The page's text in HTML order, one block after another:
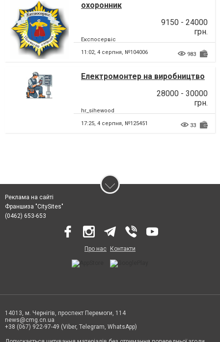
охоронник
9150 - 24000
грн.
Експосервіс
11:02, 4 серпня, №104006 983
Електромонтер на виробництво
28000 - 30000
грн.
hr_sihewood
17:25, 4 серпня, №125451 33
Реклама на сайті
Франшиза "CitySites"
(0462) 653-653
Про нас Контакти
14013, м. Чернігів, проспект Перемоги, 114
news@cmg.cn.ua
+38 (067) 922-97-49 (Viber, Telegram, WhatsApp)